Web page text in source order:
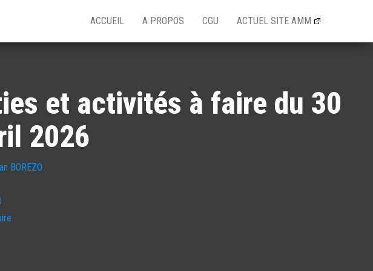
ACCUEIL A PROPOS CGU ACTUEL SITE AMM
et activités à faire du 30
2026
BOREZO